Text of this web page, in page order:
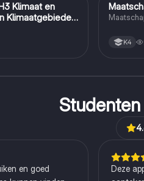
Klimaat en
Klimaatgebieden
K4
en goed
Deze